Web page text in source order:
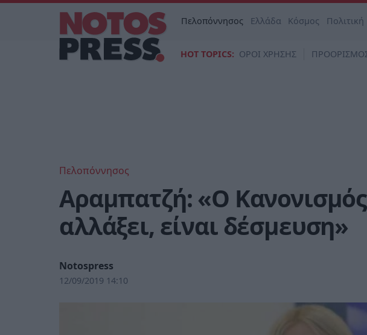
Πελοπόννησος Ελλάδα Κόσμος Πολιτική
HOT TOPICS: ΟΡΟΙ ΧΡΗΣΗΣ
Πελοπόννησος
Αραμπατζή: «Ο
αλλάξει, είναι δέσμευση»
Notospress
12/09/2019 14:10